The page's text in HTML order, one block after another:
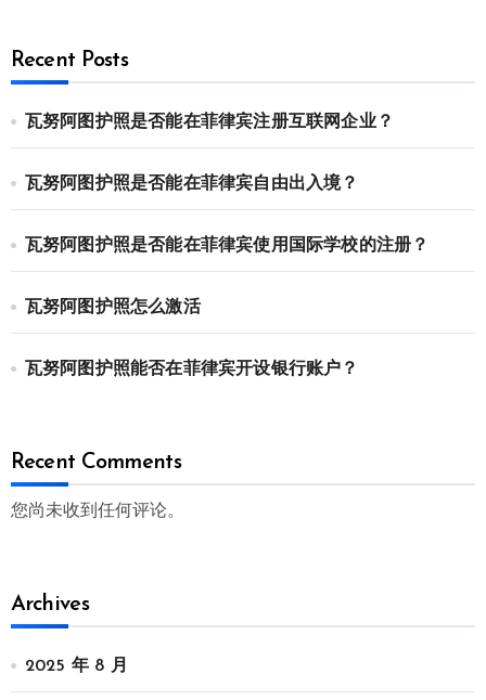
Recent Posts
瓦努阿图护照是否能在菲律宾注册互联网企业？
瓦努阿图护照是否能在菲律宾自由出入境？
瓦努阿图护照是否能在菲律宾使用国际学校的注册？
瓦努阿图护照怎么激活
瓦努阿图护照能否在菲律宾开设银行账户？
Recent Comments
您尚未收到任何评论。
Archives
2025 年 8 月